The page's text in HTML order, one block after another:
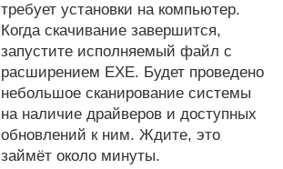
требует установки на компьютер.
Когда скачивание завершится,
запустите исполняемый файл с
расширением EXE. Будет проведено
небольшое сканирование системы
на наличие драйверов и доступных
обновлений к ним. Ждите, это
займёт около минуты.